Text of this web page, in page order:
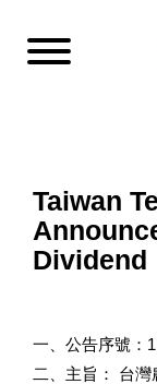
Taiwan
Dividend
一、公告序號：1
二、主旨： 台